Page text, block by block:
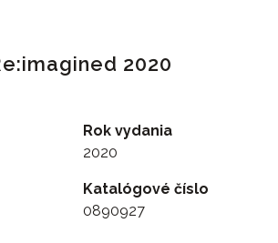
2020
Rok vydania
2020
Katalógové číslo
0890927